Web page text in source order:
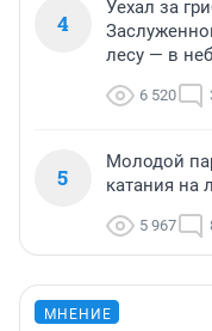
4
Уехал за
лесу — в
6 520
5
Молодой
катания на
5 967
МНЕНИЕ